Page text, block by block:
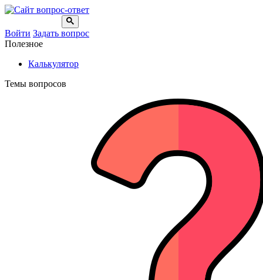
Войти Задать вопрос
Полезное
Калькулятор
Темы вопросов